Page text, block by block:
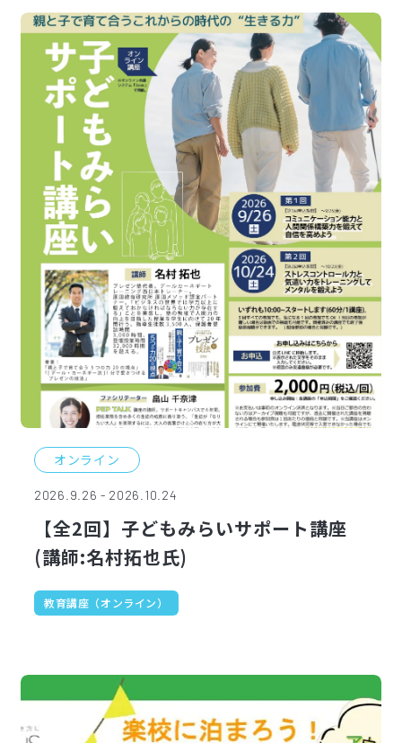
オンライン
2026.9.26 - 2026.10.24
【全2回】子どもみらいサポート講座
(講師:名村拓也氏)
教育講座（オンライン）